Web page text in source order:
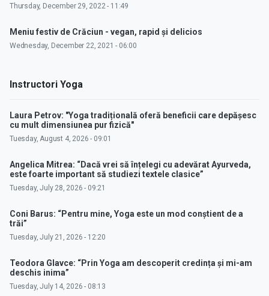
Thursday, December 29, 2022 - 11:49
Meniu festiv de Crăciun - vegan, rapid și delicios
Wednesday, December 22, 2021 - 06:00
Instructori Yoga
Laura Petrov: "Yoga tradițională oferă beneficii care depășesc
cu mult dimensiunea pur fizică"
Tuesday, August 4, 2026 - 09:01
Angelica Mitrea: “Dacă vrei să înțelegi cu adevărat Ayurveda,
este foarte important să studiezi textele clasice”
Tuesday, July 28, 2026 - 09:21
Coni Barus: “Pentru mine, Yoga este un mod conștient de a
trăi”
Tuesday, July 21, 2026 - 12:20
Teodora Glavce: “Prin Yoga am descoperit credința și mi-am
deschis inima”
Tuesday, July 14, 2026 - 08:13